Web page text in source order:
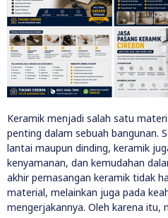
Keramik menjadi salah satu
penting dalam sebuah bangunan.
lantai maupun dinding, keramik
kenyamanan, dan kemudahan
akhir pemasangan keramik tidak
material, melainkan juga pada
mengerjakannya. Oleh karena itu,